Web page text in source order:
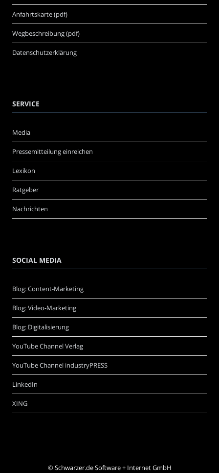
Anfahrtskarte (pdf)
Wegbeschreibung (pdf)
Datenschutzerklärung
SERVICE
Media
Pressemitteilung einreichen
Lexikon
Ratgeber
Nachrichten
SOCIAL MEDIA
Blog: Content-Marketing
Blog: Video-Marketing
Blog: Digitalisierung
YouTube Channel Verlag
YouTube Channel industryPRESS
LinkedIn
XING
©Schwarzer.de Software + Internet GmbH